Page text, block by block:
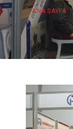
ANA SAYFA